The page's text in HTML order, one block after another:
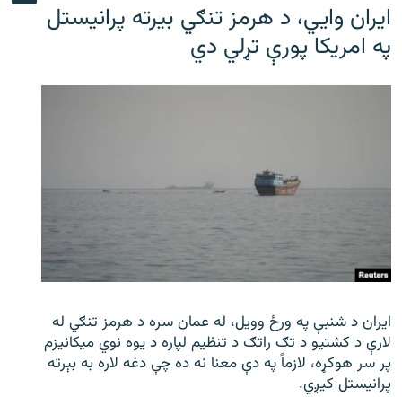
ایران وایي، د هرمز تنګي بیرته پرانیستل
په امریکا پورې تړلي دي
ایران د شنبې په ورځ وویل، له عمان سره د هرمز تنګي له
لارې د کشتیو د تګ راتګ د تنظیم لپاره د یوه نوي میکانیزم
پر سر هوکړه، لازماً په دې معنا نه ده چې دغه لاره به بېرته
پرانیستل کیږي.